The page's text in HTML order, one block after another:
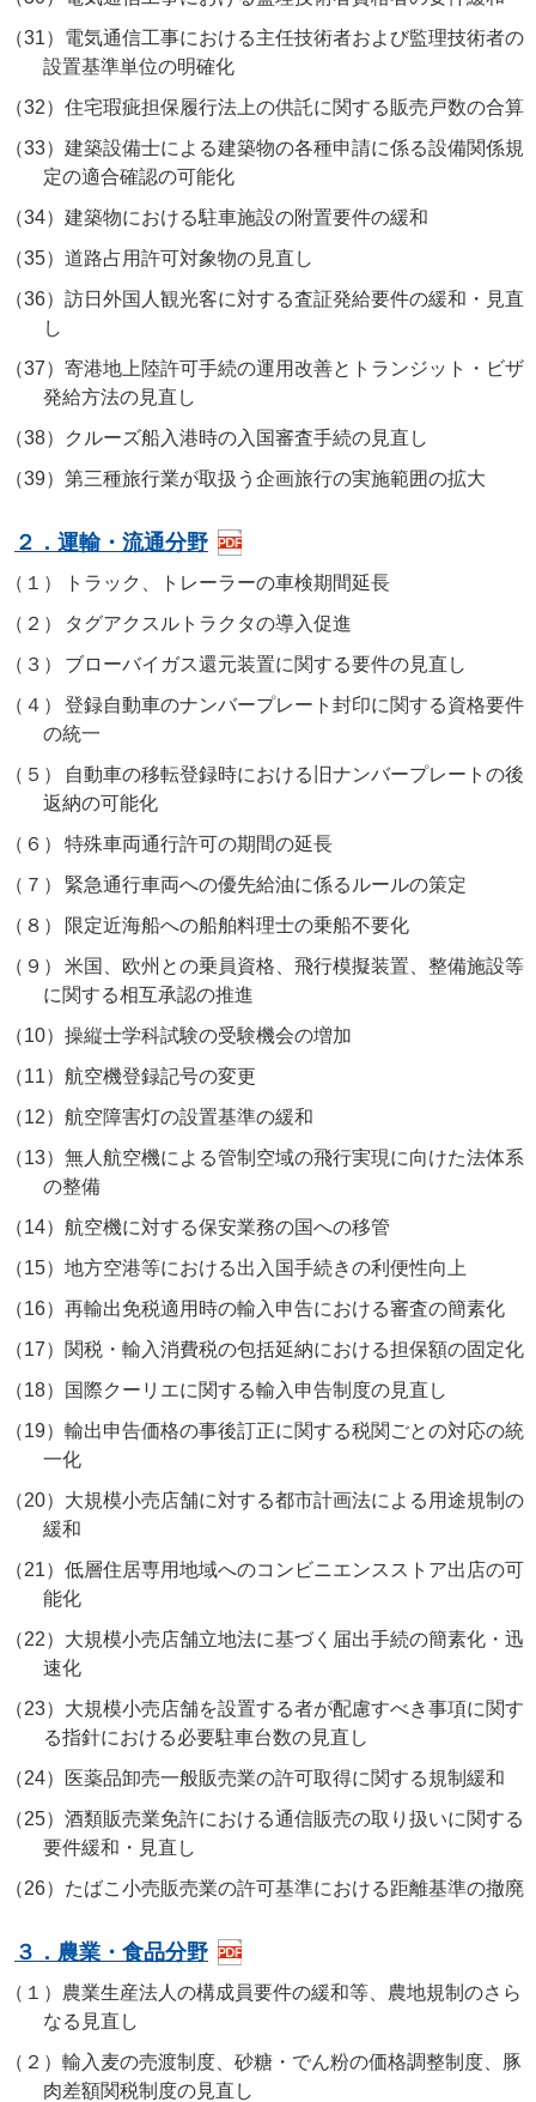
（31） 電気通信工事における主任技術者および監理技術者の
設置基準単位の明確化
（32） 住宅瑕疵担保履行法上の供託に関する販売戸数の合算
（33） 建築設備士による建築物の各種申請に係る設備関係規
定の適合確認の可能化
（34） 建築物における駐車施設の附置要件の緩和
（35） 道路占用許可対象物の見直し
（36） 訪日外国人観光客に対する査証発給要件の緩和・見直
し
（37） 寄港地上陸許可手続の運用改善とトランジット・ビザ
発給方法の見直し
（38）
クルーズ船入港時の入国審査手続の見直し
（39） 第三種旅行業が取扱う企画旅行の実施範囲の拡大
２．運輸・流通分野
（１）
トラック、トレーラーの車検期間延長
（２）
タグアクスルトラクタの導入促進
（３）
ブローバイガス還元装置に関する要件の見直し
（４）
登録自動車のナンバープレート封印に関する資格要件
の統一
（５）
自動車の移転登録時における旧ナンバープレートの後
返納の可能化
（６）
特殊車両通行許可の期間の延長
（７）
緊急通行車両への優先給油に係るルールの策定
（８）
限定近海船への船舶料理士の乗船不要化
（９）
米国、欧州との乗員資格、飛行模擬装置、整備施設等
に関する相互承認の推進
（10） 操縦士学科試験の受験機会の増加
（11） 航空機登録記号の変更
（12） 航空障害灯の設置基準の緩和
（13） 無人航空機による管制空域の飛行実現に向けた法体系
の整備
（14） 航空機に対する保安業務の国への移管
（15） 地方空港等における出入国手続きの利便性向上
（16） 再輸出免税適用時の輸入申告における審査の簡素化
（17） 関税・輸入消費税の包括延納における担保額の固定化
（18）
国際クーリエに関する輸入申告制度の見直し
（19） 輸出申告価格の事後訂正に関する税関ごとの対応の統
一化
（20） 大規模小売店舗に対する都市計画法による用途規制の
緩和
（21） 低層住居専用地域へのコンビニエンスストア出店の可
能化
（22） 大規模小売店舗立地法に基づく届出手続の簡素化・迅
速化
（23） 大規模小売店舗を設置する者が配慮すべき事項に関す
る指針における必要駐車台数の見直し
（24）
医薬品卸売一般販売業の許可取得に関する規制緩和
（25） 酒類販売業免許における通信販売の取り扱いに関する
要件緩和・見直し
（26） たばこ小売販売業の許可基準における距離基準の撤廃
３．農業・食品分野
（１） 農業生産法人の構成員要件の緩和等、農地規制のさら
なる見直し
（２） 輸入麦の売渡制度、砂糖・でん粉の価格調整制度、豚
肉差額関税制度の見直し